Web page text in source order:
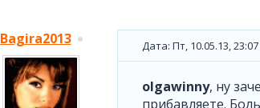
Bagira2013 Дата: Пт, 10.05.13,
olgawinny, ну
прибавляете.